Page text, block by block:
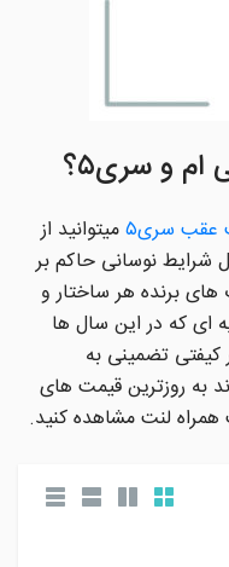
و سری۵؟
عقب سری۵ میتوانید از
شرایط نوسانی حاکم بر
های برنده هر ساختار و
ای که در این سال ها
تضمینی به
به روزترین قیمت های
لنت مشاهده کنید.